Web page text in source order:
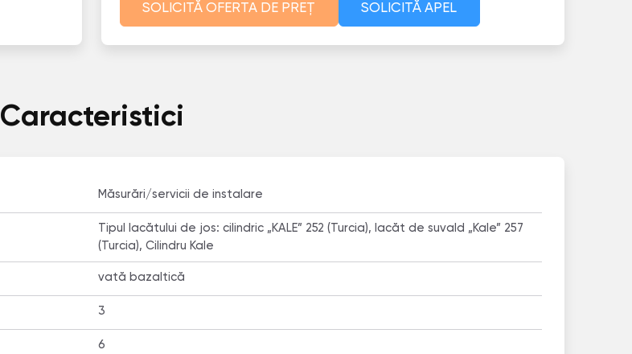
SOLICITĂ OFERTA DE PREȚ SOLICITĂ APEL
Caracteristici
Măsurări/servicii de instalare
Tipul lacătului de jos: cilindric „KALE” 252 (Turcia), lacăt de suvald „Kale” 257
(Turcia), Cilindru Kale
vată bazaltică
3
6